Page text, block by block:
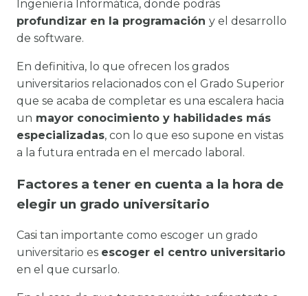
Ingeniería Informática, donde podrás
profundizar en la programación y el desarrollo
de software.
En definitiva, lo que ofrecen los grados
universitarios relacionados con el Grado Superior
que se acaba de completar es una escalera hacia
un mayor conocimiento y habilidades más
especializadas, con lo que eso supone en vistas
a la futura entrada en el mercado laboral.
Factores a tener en cuenta a la hora de
elegir un grado universitario
Casi tan importante como escoger un grado
universitario es escoger el centro universitario
en el que cursarlo.